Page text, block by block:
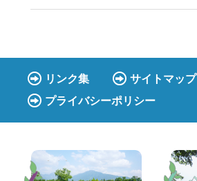
リンク集
サイトマップ
プライバシーポリシー